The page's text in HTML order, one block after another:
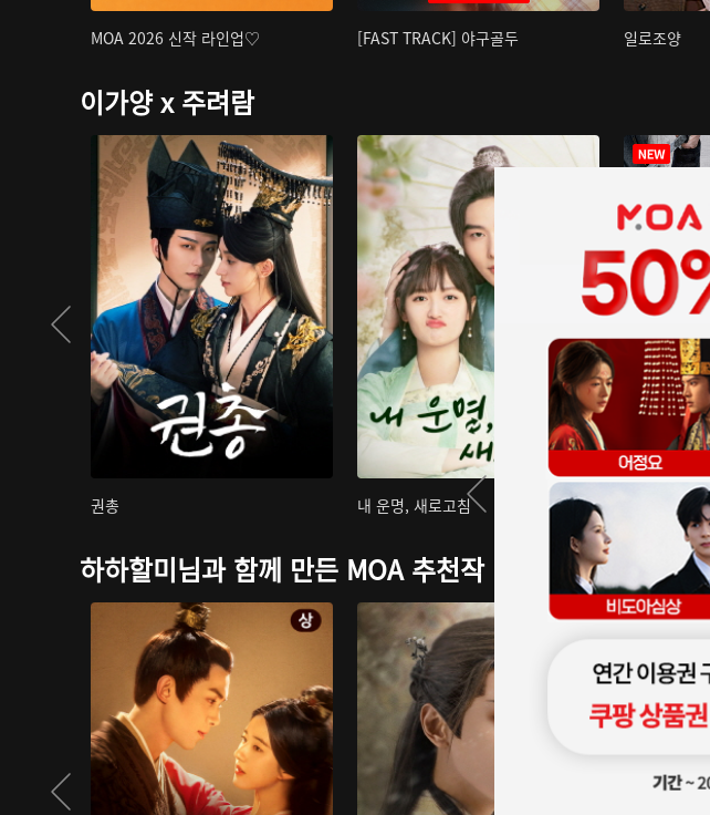
MOA 2026 신작 라인업♡ [FAST TRACK] 야구골두 일로조양
이가양 x 주려람
권총 내 운명, 새로고침
하하할미님과 함께 만든 MOA 추천작